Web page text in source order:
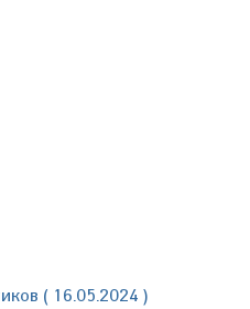
( 16.05.2024 )